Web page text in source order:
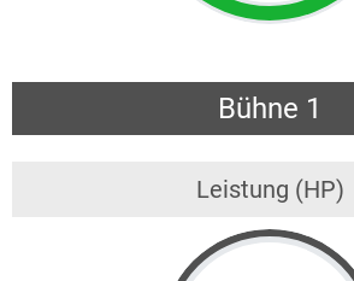
Bühne 1
Leistung (HP)